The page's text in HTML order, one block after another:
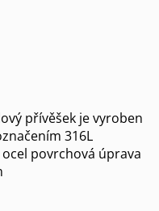
přívěšek je vyroben
316L
povrchová úprava